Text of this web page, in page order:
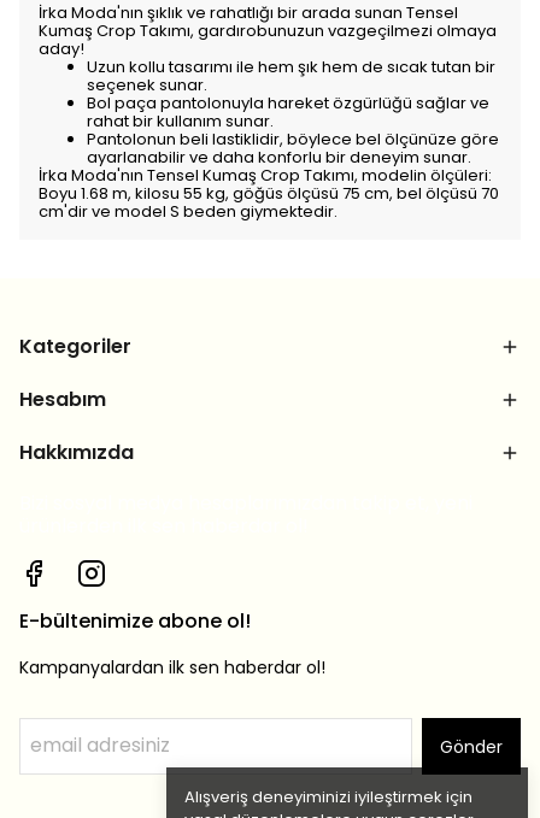
Alışveriş deneyiminizi iyileştirmek için
İrka Moda'nın şıklık ve rahatlığı bir arada sunan Tensel
Kumaş Crop Takımı, gardırobunuzun vazgeçilmezi olmaya
aday!
Uzun kollu tasarımı ile hem şık hem de sıcak tutan bir
seçenek sunar.
Bol paça pantolonuyla hareket özgürlüğü sağlar ve
rahat bir kullanım sunar.
Pantolonun beli lastiklidir, böylece bel ölçünüze göre
ayarlanabilir ve daha konforlu bir deneyim sunar.
İrka Moda'nın Tensel Kumaş Crop Takımı, modelin ölçüleri:
Boyu 1.68 m, kilosu 55 kg, göğüs ölçüsü 75 cm, bel ölçüsü 70
cm'dir ve model S beden giymektedir.
Kategoriler
Hesabım
Hakkımızda
E-bültenimize abone ol!
Kampanyalardan ilk sen haberdar ol!
Gönder